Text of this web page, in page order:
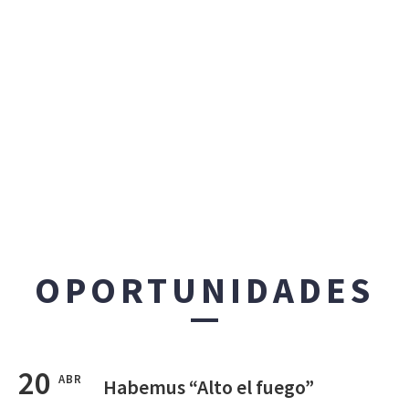
OPORTUNIDADES
20 ABR Habemus “Alto el fuego”